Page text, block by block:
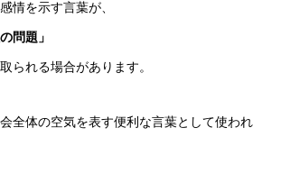
情を示す言葉が、
問題」
られる場合があります。
全体の空気を表す便利な言葉として使われ